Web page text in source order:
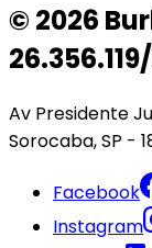
© 2026
Av Presidente
Sorocaba, SP -
Facebook
Instagram